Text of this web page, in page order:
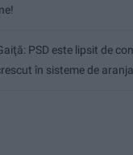
PSD este lipsit de
în sisteme de